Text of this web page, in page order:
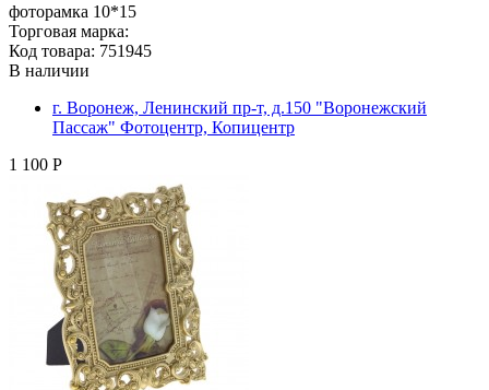
фоторамка 10*15
Торговая марка:
Код товара: 751945
В наличии
г. Воронеж, Ленинский пр-т, д.150 "Воронежский
Пассаж" Фотоцентр, Копицентр
1 100 Р